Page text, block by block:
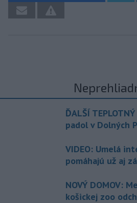
ĎALŠÍ
padol v Dolných
VIDEO: Umelá
pomáhajú už aj
NOVÝ DOMOV:
košickej zoo